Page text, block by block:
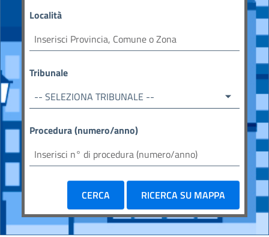
Località
Tribunale
-- SELEZIONA TRIBUNALE --
Procedura (numero/anno)
CERCA RICERCA SU MAPPA